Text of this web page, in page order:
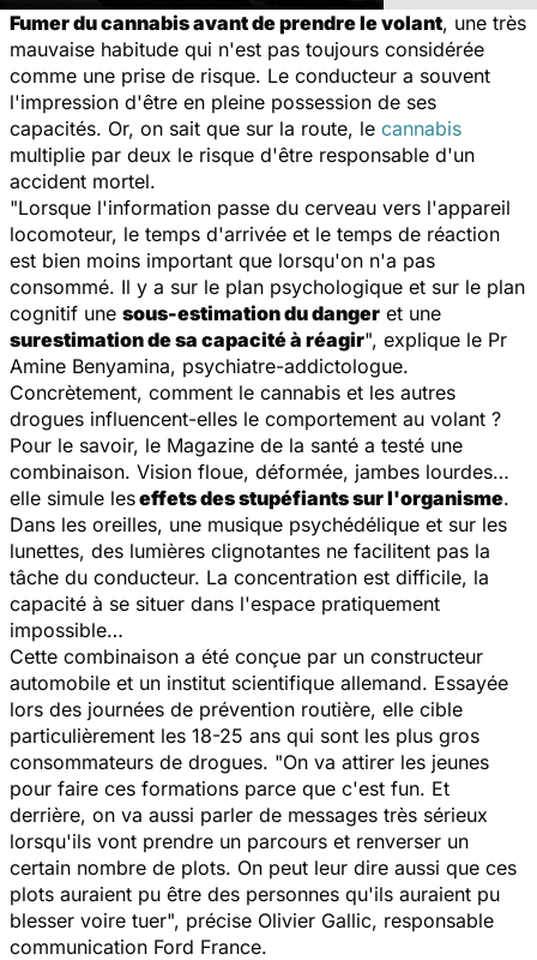
Fumer du cannabis avant de prendre le volant, une très
mauvaise habitude qui n'est pas toujours considérée
comme une prise de risque. Le conducteur a souvent
l'impression d'être en pleine possession de ses
capacités. Or, on sait que sur la route, le cannabis
multiplie par deux le risque d'être responsable d'un
accident mortel.
"Lorsque l'information passe du cerveau vers l'appareil
locomoteur, le temps d'arrivée et le temps de réaction
est bien moins important que lorsqu'on n'a pas
consommé. Il y a sur le plan psychologique et sur le plan
cognitif une sous-estimation du danger et une
surestimation de sa capacité à réagir", explique le Pr
Amine Benyamina, psychiatre-addictologue.
Concrètement, comment le cannabis et les autres
drogues influencent-elles le comportement au volant ?
Pour le savoir, le Magazine de la santé a testé une
combinaison. Vision floue, déformée, jambes lourdes…
elle simule leseffets des stupéfiants sur l'organisme.
Dans les oreilles, une musique psychédélique et sur les
lunettes, des lumières clignotantes ne facilitent pas la
tâche du conducteur. La concentration est difficile, la
capacité à se situer dans l'espace pratiquement
impossible…
Cette combinaison a été conçue par un constructeur
automobile et un institut scientifique allemand. Essayée
lors des journées de prévention routière, elle cible
particulièrement les 18-25 ans qui sont les plus gros
consommateurs de drogues. "On va attirer les jeunes
pour faire ces formations parce que c'est fun. Et
derrière, on va aussi parler de messages très sérieux
lorsqu'ils vont prendre un parcours et renverser un
certain nombre de plots. On peut leur dire aussi que ces
plots auraient pu être des personnes qu'ils auraient pu
blesser voire tuer", précise Olivier Gallic, responsable
communication Ford France.